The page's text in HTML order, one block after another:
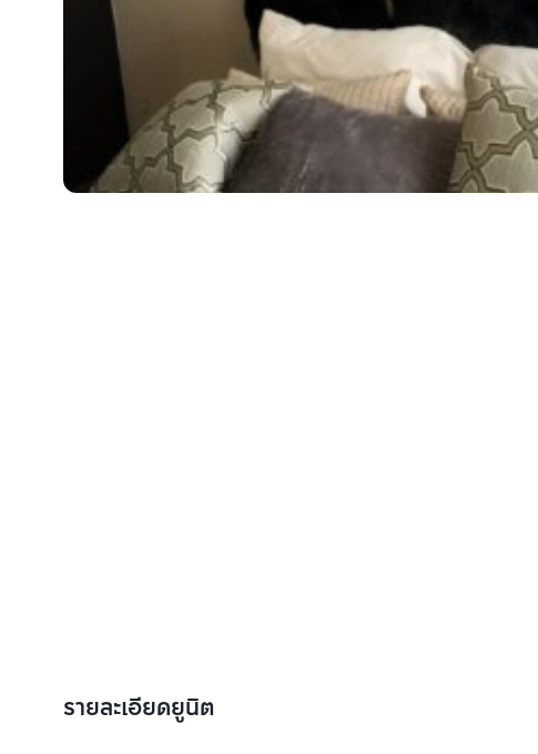
รายละเอียดยูนิต